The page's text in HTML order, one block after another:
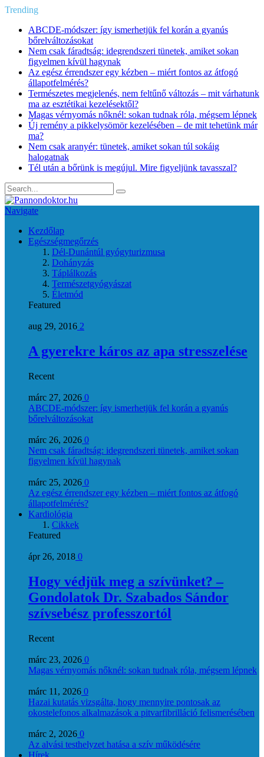
Trending
ABCDE‑módszer: így ismerhetjük fel korán a gyanús
bőrelváltozásokat
Nem csak fáradtság: idegrendszeri tünetek, amiket sokan
figyelmen kívül hagynak
Az egész érrendszer egy kézben – miért fontos az átfogó
állapotfelmérés?
Természetes megjelenés, nem feltűnő változás – mit várhatunk
ma az esztétikai kezelésektől?
Magas vérnyomás nőknél: sokan tudnak róla, mégsem lépnek
Új remény a pikkelysömör kezelésében – de mit tehetünk már
ma?
Nem csak aranyér: tünetek, amiket sokan túl sokáig
halogatnak
Tél után a bőrünk is megújul. Mire figyeljünk tavasszal?
Navigate
Kezdőlap
Egészségmegőrzés
Dél-Dunántúl gyógyturizmusa
Dohányzás
Táplálkozás
Természetgyógyászat
Életmód
Featured
aug 29, 2016 2
A gyerekre káros az apa stresszelése
Recent
márc 27, 2026 0
ABCDE‑módszer: így ismerhetjük fel korán a gyanús
bőrelváltozásokat
márc 26, 2026 0
Nem csak fáradtság: idegrendszeri tünetek, amiket sokan
figyelmen kívül hagynak
márc 25, 2026 0
Az egész érrendszer egy kézben – miért fontos az átfogó
állapotfelmérés?
Kardiológia
Cikkek
Featured
ápr 26, 2018 0
Hogy védjük meg a szívünket? –
Gondolatok Dr. Szabados Sándor
szívsebész professzortól
Recent
márc 23, 2026 0
Magas vérnyomás nőknél: sokan tudnak róla, mégsem lépnek
márc 11, 2026 0
Hazai kutatás vizsgálta, hogy mennyire pontosak az
okostelefonos alkalmazások a pitvarfibrilláció felismerésében
márc 2, 2026 0
Az alvási testhelyzet hatása a szív működésére
Hírek